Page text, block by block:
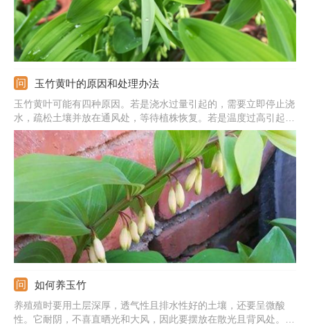
玉竹黄叶的原因和处理办法
玉竹黄叶可能有四种原因。若是浇水过量引起的，需要立即停止浇
水，疏松土壤并放在通风处，等待植株恢复。若是温度过高引起
的，需要将盆栽移到凉爽且通风的地方，通过向叶面浇水，达到降
温的目的。若是施肥过量引起的，需立即停止施肥，多浇水过滤土
壤养分。若是病虫害引起的，需立即对症下药。
如何养玉竹
养殖殖时要用土层深厚，透气性且排水性好的土壤，还要呈微酸
性。它耐阴，不喜直晒光和大风，因此要摆放在散光且背风处。生